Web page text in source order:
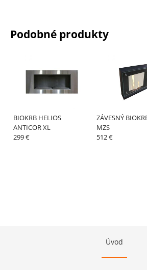
Podobné produkty
BIOKRB HELIOS
ANTICOR XL
299 €
ZÁVESNÝ
MZS
512 €
Úvod